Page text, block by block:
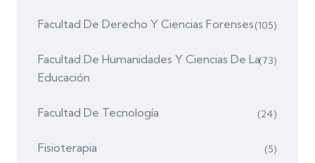
Facultad De Derecho Y Ciencias Forenses(105)
Facultad De Humanidades Y Ciencias De La
Educación
(73)
Facultad De Tecnología (24)
Fisioterapia (5)